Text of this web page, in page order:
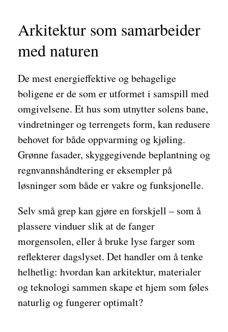
Arkitektur som samarbeider
med naturen
De mest energieffektive og behagelige
boligene er de som er utformet i samspill med
omgivelsene. Et hus som utnytter solens bane,
vindretninger og terrengets form, kan redusere
behovet for både oppvarming og kjøling.
Grønne fasader, skyggegivende beplantning og
regnvannshåndtering er eksempler på
løsninger som både er vakre og funksjonelle.
Selv små grep kan gjøre en forskjell – som å
plassere vinduer slik at de fanger
morgensolen, eller å bruke lyse farger som
reflekterer dagslyset. Det handler om å tenke
helhetlig: hvordan kan arkitektur, materialer
og teknologi sammen skape et hjem som føles
naturlig og fungerer optimalt?